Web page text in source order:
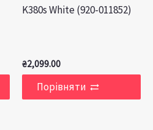
K380s White (920-011852)
₴2,099.00
Порівняти